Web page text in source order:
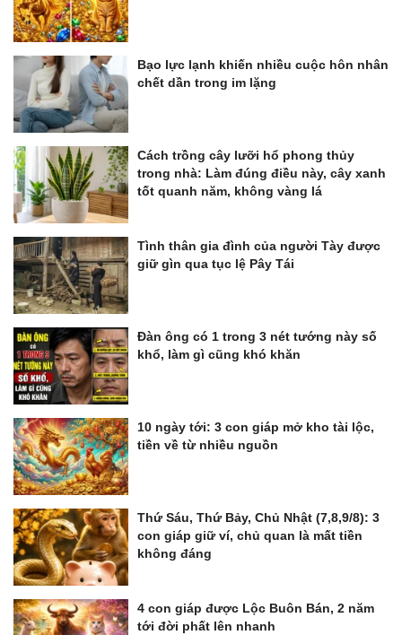
Bạo lực lạnh khiến nhiều cuộc hôn nhân
chết dần trong im lặng
Cách trồng cây lưỡi hổ phong thủy
trong nhà: Làm đúng điều này, cây xanh
tốt quanh năm, không vàng lá
Tình thân gia đình của người Tày được
giữ gìn qua tục lệ Pây Tái
Đàn ông có 1 trong 3 nét tướng này số
khổ, làm gì cũng khó khăn
10 ngày tới: 3 con giáp mở kho tài lộc,
tiền về từ nhiều nguồn
Thứ Sáu, Thứ Bảy, Chủ Nhật (7,8,9/8): 3
con giáp giữ ví, chủ quan là mất tiền
không đáng
4 con giáp được Lộc Buôn Bán, 2 năm
tới đời phất lên nhanh